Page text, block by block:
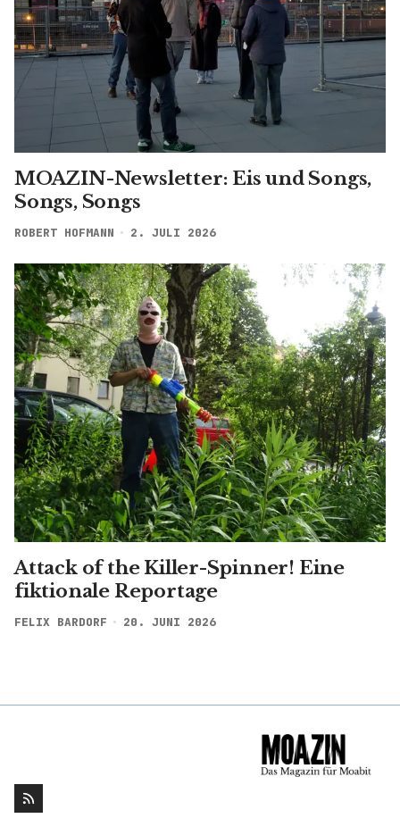
MOAZIN-Newsletter: Eis und Songs,
Songs, Songs
ROBERT HOFMANN 2. JULI 2026
Attack of the Killer-Spinner! Eine
fiktionale Reportage
FELIX BARDORF 20. JUNI 2026